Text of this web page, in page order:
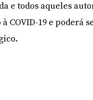
e todos aqueles
COVID-19 e poderá